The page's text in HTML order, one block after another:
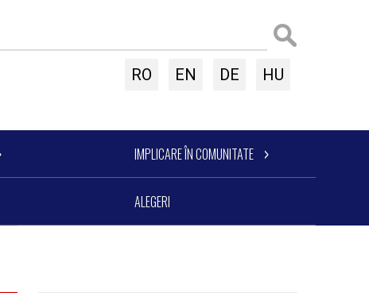
RO EN DE HU
IMPLICARE ÎN COMUNITATE
ALEGERI